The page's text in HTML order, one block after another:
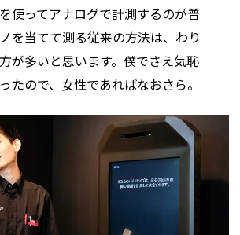
使ってアナログで計測するのが普
を当てて測る従来の方法は、わり
が多いと思います。僕でさえ気恥
たので、女性であればなおさら。